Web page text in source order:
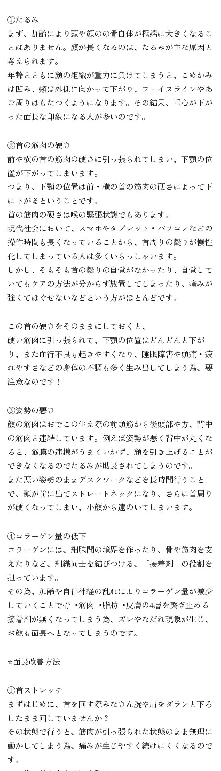
①たるみ
まず、加齢により頭や顔のの骨自体が極端に大きくなるこ
とはありません。顔が長くなるのは、たるみが主な原因と
考えられます。
年齢とともに顔の組織が重力に負けてしまうと、こめかみ
は凹み、頰は外側に向かって下がり、フェイスラインやあ
ご周りはもたつくようになります。その結果、重心が下が
った面長な印象になる人が多いのです。
②首の筋肉の硬さ
前や横の首の筋肉の硬さに引っ張られてしまい、下顎の位
置が下がってしまいます。
つまり、下顎の位置は前・横の首の筋肉の硬さによって下
に下がるということです。
首の筋肉の硬さは喉の緊張状態でもあります。
現代社会において、スマホやタブレット・パソコンなどの
操作時間も長くなっていることから、首周りの凝りが慢性
化してしまっている人は多くいらっしゃいます。
しかし、そもそも首の凝りの自覚がなかったり、自覚して
いてもケアの方法が分からず放置してしまったり、痛みが
強くてほぐせないなどという方がほとんどです。
この首の硬さをそのままにしておくと、
硬い筋肉に引っ張られて、下顎の位置はどんどんと下が
り、また血行不良も起きやすくなり、睡眠障害や頭痛・疲
れやすさなどの身体の不調も多く生み出してしまう為、要
注意なのです！
③姿勢の悪さ
顔の筋肉はおでこの生え際の前頭筋から後頭部や方、背中
の筋肉と連結しています。例えば姿勢が悪く背中が丸くな
ると、筋膜の連携がうまくいかず、顔を引き上げることが
できなくなるのでたるみが助長されてしまうのです。
また悪い姿勢のままデスクワークなどを長時間行うこと
で、顎が前に出てストレートネックになり、さらに首周り
が硬くなってしまい、小顔から遠のいてしまいます。
④コラーゲン量の低下
コラーゲンには、細胞間の境界を作ったり、骨や筋肉を支
えたりなど、組織同士を結びつける、「接着剤」の役割を
担っています。
その為、加齢や自律神経の乱れによりコラーゲン量が減少
していくことで骨→筋肉→脂肪→皮膚の4層を繋ぎ止める
接着剤が無くなってしまう為、ズレやなだれ現象が生じ、
お顔も面長へとなってしまうのです。
⭐️面長改善方法
①首ストレッチ
まずはじめに、首を回す際みなさん腕や肩をダランと下ろ
したまま回していませんか？
その状態で行うと、筋肉が引っ張られた状態のまま無理に
動かしてしまう為、痛みが生じやすく続けにくくなるので
す。